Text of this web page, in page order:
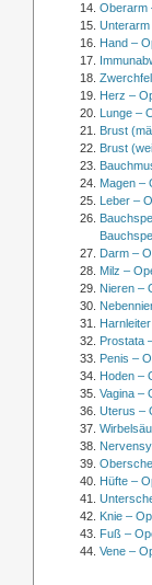
Oberarm
Hand –
Herz –
Lunge –
Brust
Brust
Magen –
Leber –
Darm –
Milz –
Nieren –
Prostata
Penis –
Hoden –
Vagina –
Uterus –
Hüfte –
Knie –
Fuß –
Vene –